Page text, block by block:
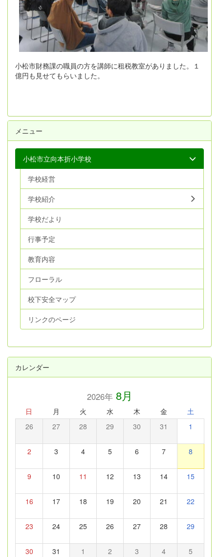
小松市財務課の職員の方を講師に租税教室がありました。１
億円も見せてもらいました。
メニュー
小松市立向本折小学校
学校経営
学校紹介
学校だより
行事予定
教育内容
フローラル
校下安全マップ
リンクのページ
カレンダー
2026年8月
日 月 火 水 木 金 土
26 27 28 29 30 31 1
2 3 4 5 6 7 8
9 10 11 12 13 14 15
16 17 18 19 20 21 22
23 24 25 26 27 28 29
30 31 1 2 3 4 5